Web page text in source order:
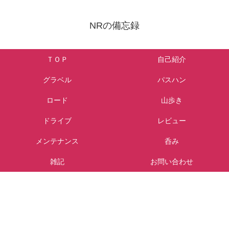
NRの備忘録
ＴＯＰ 自己紹介
グラベル パスハン
ロード 山歩き
ドライブ レビュー
メンテナンス 呑み
雑記 お問い合わせ